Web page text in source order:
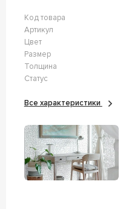
Код товара
Артикул
Цвет
Размер
Толщина
Статус
Все характеристики